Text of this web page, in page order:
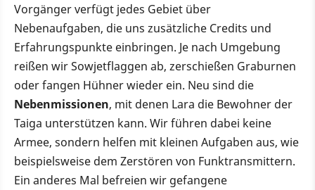
Vorgänger verfügt jedes Gebiet über
Nebenaufgaben, die uns zusätzliche Credits und
Erfahrungspunkte einbringen. Je nach Umgebung
reißen wir Sowjetflaggen ab, zerschießen Graburnen
oder fangen Hühner wieder ein. Neu sind die
Nebenmissionen, mit denen Lara die Bewohner der
Taiga unterstützen kann. Wir führen dabei keine
Armee, sondern helfen mit kleinen Aufgaben aus, wie
beispielsweise dem Zerstören von Funktransmittern.
Ein anderes Mal befreien wir gefangene